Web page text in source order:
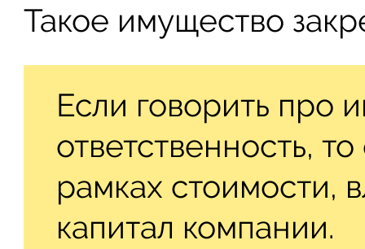
Такое имущество
Если говорить про
ответственность,
рамках стоимости,
капитал компании.